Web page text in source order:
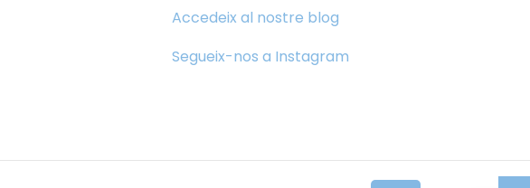
Accedeix al nostre blog
Segueix-nos a Instagram